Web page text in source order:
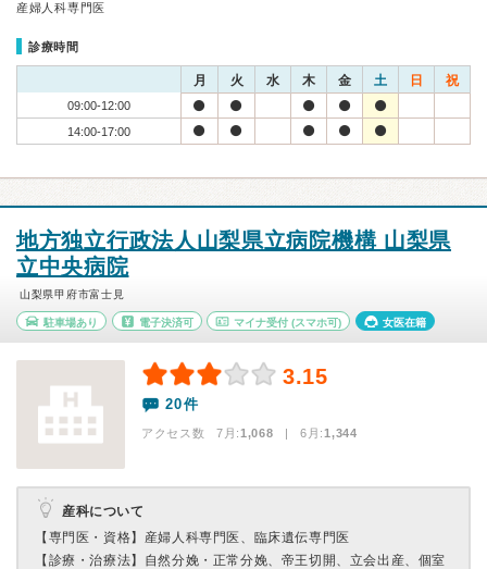
産婦人科専門医
診療時間
月 火 水 木 金 土 日 祝
09:00-12:00
14:00-17:00
地方独立行政法人山梨県立病院機構 山梨県
立中央病院
山梨県甲府市富士見
駐車場あり 電子決済可 マイナ受付 (スマホ可) 女医在籍
3.15
20件
アクセス数 7月:1,068 | 6月:1,344
産科について
【専門医・資格】 産婦人科専門医、臨床遺伝専門医
【診療・治療法】 自然分娩・正常分娩、帝王切開、立会出産、個室